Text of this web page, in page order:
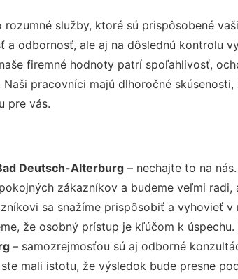
služby, ktoré sú prispôsobené
a odbornosť, ale aj na dôslednú kontrolu
firemné hodnoty patrí spoľahlivosť,
pracovníci majú dlhoročné
pre vás.
Deutsch-Alterburg– nechajte to na
zákazníkov a budeme veľmi radi,
sa snažíme prispôsobiť a vyhovieť v
že osobný prístup je kľúčom k úspechu.
– samozrejmosťou sú aj odborné
mali istotu, že výsledok bude presne